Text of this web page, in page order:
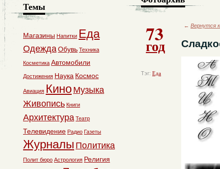
73
год
Тэг: Еда
← Вернутся
Темы
Магазины Напитки Еда
ОдеждаОбувь Техника
Косметика Автомобили
Достижения Наука Космос
Авиация Кино Музыка
Живопись Книги
Архитектура Театр
Телевидение Радио Газеты
Журналы Политика
Полит бюро Астрология Религия